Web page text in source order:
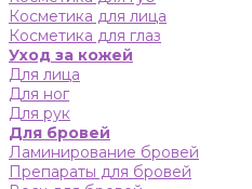
Косметика для лица
Косметика для глаз
Уход за кожей
Для лица
Для ног
Для рук
Для бровей
Ламинирование бровей
Препараты для бровей